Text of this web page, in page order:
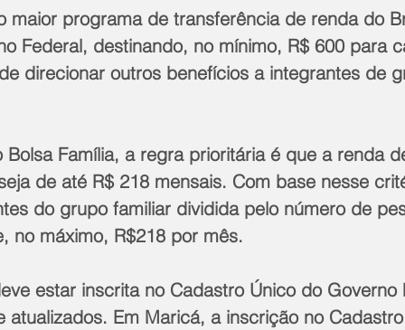
maior programa de transferência de renda do
Federal, destinando, no mínimo, R$ 600 para
direcionar outros benefícios a integrantes de
Bolsa Família, a regra prioritária é que a renda
de até R$ 218 mensais. Com base nesse
do grupo familiar dividida pelo número de
no máximo, R$218 por mês.
estar inscrita no Cadastro Único do
atualizados. Em Maricá, a inscrição no